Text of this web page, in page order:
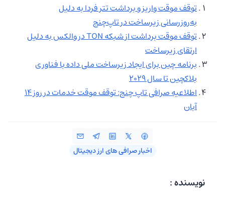
توقف موقت واریز و برداشت تتر فردا به دلیل
به‌روزرسانی زیرساخت در تاپ‌چنج
توقف موقت برداشت از شبکه TON در والکس به دلیل
ارتقای زیرساخت
برنامه چین برای ایجاد زیرساخت ملی داده با فناوری
بلاکچین تا سال ۲۰۲۹
اطلاعیه صرافی تاپ‌ چنج: توقف موقت خدمات در روز ۱۴
آبان
اخبار صرافی‌ های ارز دیجیتال
نویسنده :